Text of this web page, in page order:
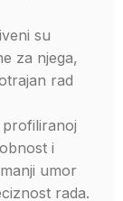
su
za njega,
rad
profiliranoj
i
umor
rada.